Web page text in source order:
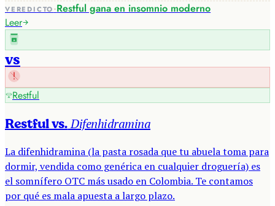
VEREDICTO·Restful gana en insomnio moderno
Leer
R
vs
Restful
Restful vs. Difenhidramina
La difenhidramina (la pasta rosada que tu abuela toma para
dormir, vendida como genérica en cualquier droguería) es
el somnífero OTC más usado en Colombia. Te contamos
por qué es mala apuesta a largo plazo.